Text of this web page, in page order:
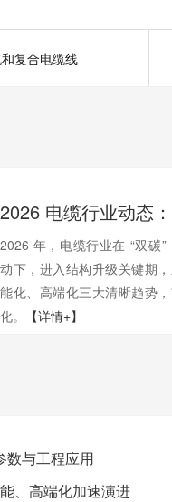
复合电缆线
2026 年，电缆行业在 “双碳
动下，进入结构升级关键期
能化、高端化三大清晰趋势
化。
【详情+】
数与工程应用
、高端化加速演进